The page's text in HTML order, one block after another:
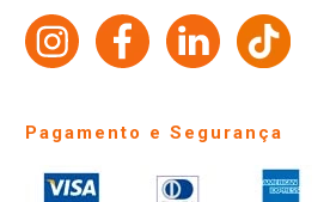
Identidade Visual
Pagamento e Segurança